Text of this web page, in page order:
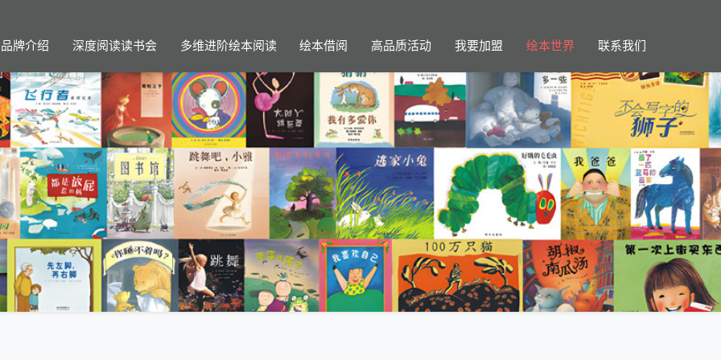
品牌介绍 深度阅读读书会 多维进阶绘本阅读 绘本借阅 高品质活动 我要加盟 绘本世界 联系我们